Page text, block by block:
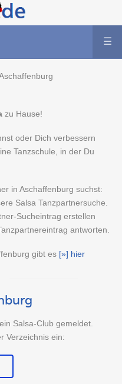
☰
zu Hause!
oder Dich verbessern
Tanzschule, in der Du
in Aschaffenburg suchst:
Salsa Tanzpartnersuche.
Sucheintrag erstellen
antworten.
gibt es [»] hier
Salsa-Club gemeldet.
Verzeichnis ein: